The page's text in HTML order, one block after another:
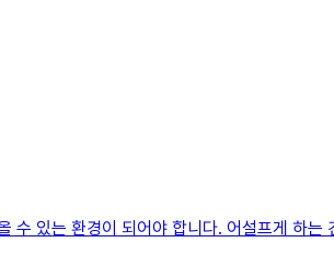
있는 환경이 되어야 합니다. 어설프게 하는